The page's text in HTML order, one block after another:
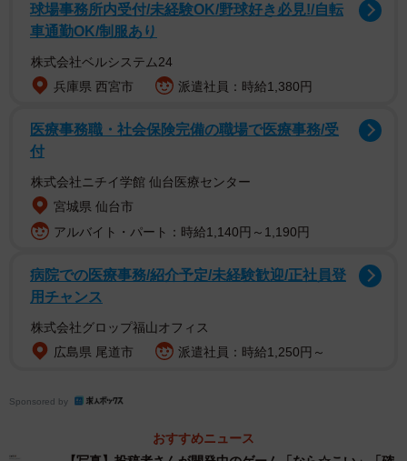
球場事務所内受付/未経験OK/野球好き必見!/自転
車通勤OK/制服あり
株式会社ベルシステム24
兵庫県 西宮市
派遣社員：時給1,380円
医療事務職・社会保険完備の職場で医療事務/受
付
株式会社ニチイ学館 仙台医療センター
宮城県 仙台市
アルバイト・パート：時給1,140円～1,190円
病院での医療事務/紹介予定/未経験歓迎/正社員登
用チャンス
株式会社グロップ福山オフィス
広島県 尾道市
派遣社員：時給1,250円～
Sponsored by
おすすめニュース